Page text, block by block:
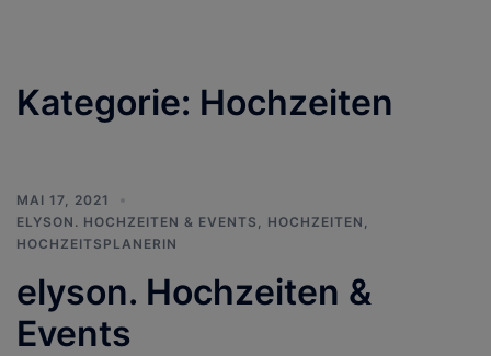
Kategorie: Hochzeiten
MAI 17, 2021
ELYSON. HOCHZEITEN & EVENTS
HOCHZEITEN
HOCHZEITSPLANERIN
elyson. Hochzeiten &
Events